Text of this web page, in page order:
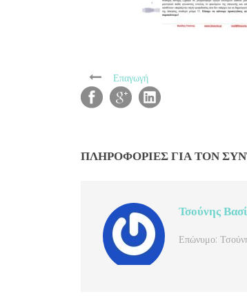
Επαγωγή
ΠΛΗΡΟΦΟΡΊΕΣ ΓΙΑ ΤΟΝ
Τσούνης
Επώνυμο: